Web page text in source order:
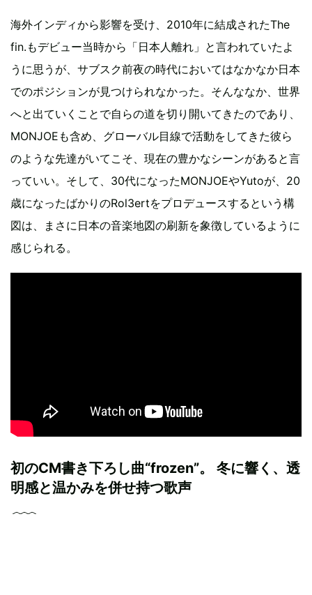
海外インディから影響を受け、2010年に結成されたThe
fin.もデビュー当時から「日本人離れ」と言われていたよ
うに思うが、サブスク前夜の時代においてはなかなか日本
でのポジションが見つけられなかった。そんななか、世界
へと出ていくことで自らの道を切り開いてきたのであり、
MONJOEも含め、グローバル目線で活動をしてきた彼ら
のような先達がいてこそ、現在の豊かなシーンがあると言
っていい。そして、30代になったMONJOEやYutoが、20
歳になったばかりのRol3ertをプロデュースするという構
図は、まさに日本の音楽地図の刷新を象徴しているように
感じられる。
初のCM書き下ろし曲“frozen”。 冬に響く、透
明感と温かみを併せ持つ歌声